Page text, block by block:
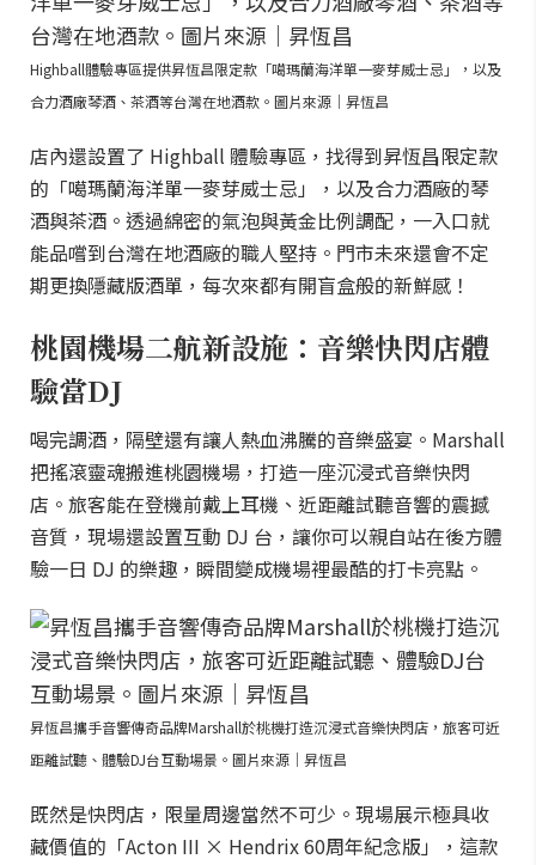
Highball體驗專區提供昇恆昌限定款「噶瑪蘭海洋單一麥芽威士忌」，以及
合力酒廠琴酒、茶酒等台灣在地酒款。圖片來源｜昇恆昌
店內還設置了 Highball 體驗專區，找得到昇恆昌限定款
的「噶瑪蘭海洋單一麥芽威士忌」，以及合力酒廠的琴
酒與茶酒。透過綿密的氣泡與黃金比例調配，一入口就
能品嚐到台灣在地酒廠的職人堅持。門市未來還會不定
期更換隱藏版酒單，每次來都有開盲盒般的新鮮感！
桃園機場二航新設施：音樂快閃店體
驗當DJ
喝完調酒，隔壁還有讓人熱血沸騰的音樂盛宴。Marshall
把搖滾靈魂搬進桃園機場，打造一座沉浸式音樂快閃
店。旅客能在登機前戴上耳機、近距離試聽音響的震撼
音質，現場還設置互動 DJ 台，讓你可以親自站在後方體
驗一日 DJ 的樂趣，瞬間變成機場裡最酷的打卡亮點。
昇恆昌攜手音響傳奇品牌Marshall於桃機打造沉浸式音樂快閃店，旅客可近
距離試聽、體驗DJ台互動場景。圖片來源｜昇恆昌
既然是快閃店，限量周邊當然不可少。現場展示極具收
藏價值的「Acton III × Hendrix 60周年紀念版」，這款